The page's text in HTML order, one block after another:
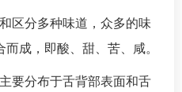
区分多种味道，众多的味
成，即酸、甜、苦、咸。
要分布于舌背部表面和舌